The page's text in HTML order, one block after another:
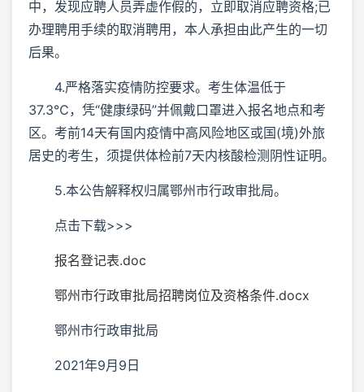
中，发现应聘人员弄虚作假的，立即取消应聘资格;已
办理聘用手续的取消聘用，本人承担由此产生的一切
后果。
4.严格落实疫情防控要求。考生体温低于
37.3℃，凭“健康绿码”并佩戴口罩进入报名地点和考
区。考前14天有国内疫情中高风险地区或国(境)外旅
居史的考生，须提供体检前7天内核酸检测阴性证明。
5.本公告解释权归属鄂州市行政审批局。
点击下载>>>
报名登记表.doc
鄂州市行政审批局招聘岗位及资格条件.docx
鄂州市行政审批局
2021年9月9日